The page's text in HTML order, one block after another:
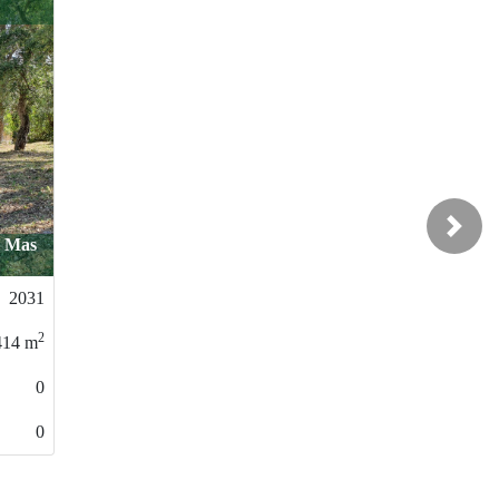
53.000 €
/ Urbanización
Fontbona
Next